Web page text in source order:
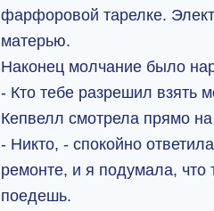
фарфоровой тарелке.
матерью.
Наконец молчание было
- Кто тебе разрешил взять
Кепвелл смотрела прямо
- Никто, - спокойно
ремонте, и я подумала, что
поедешь.